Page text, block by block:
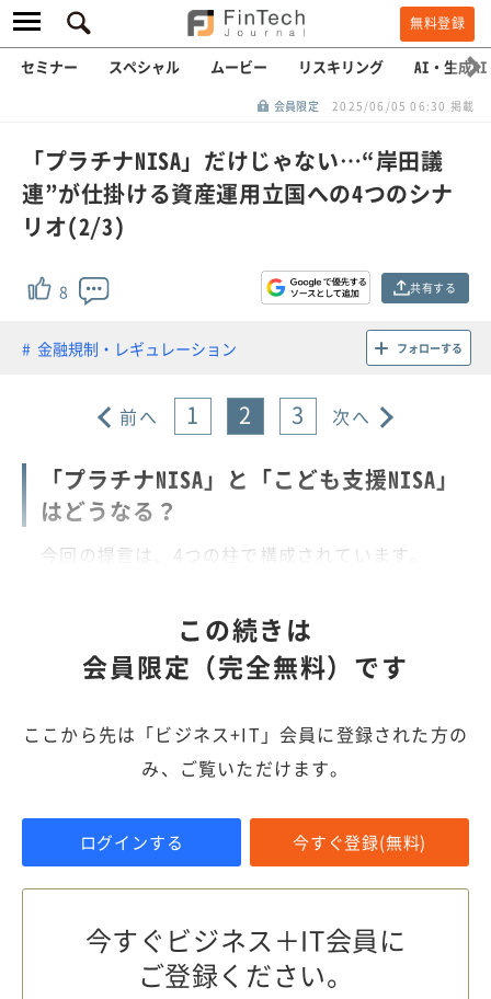
無料登録
セミナー スペシャル ムービー リスキリング AI・生成AI
会員限定 2025/06/05 06:30 掲載
「プラチナNISA」だけじゃない…“岸田議
連”が仕掛ける資産運用立国への4つのシナ
リオ(2/3)
8 共有する
金融規制・レギュレーション フォローする
前へ 1 2 3 次へ
「プラチナNISA」と「こども支援NISA」
はどうなる？
今回の提言は、4つの柱で構成されています。
この続きは
会員限定（完全無料）です
ここから先は「ビジネス+IT」会員に登録された方の
み、ご覧いただけます。
ログインする 今すぐ登録(無料)
今すぐビジネス＋IT会員に
ご登録ください。